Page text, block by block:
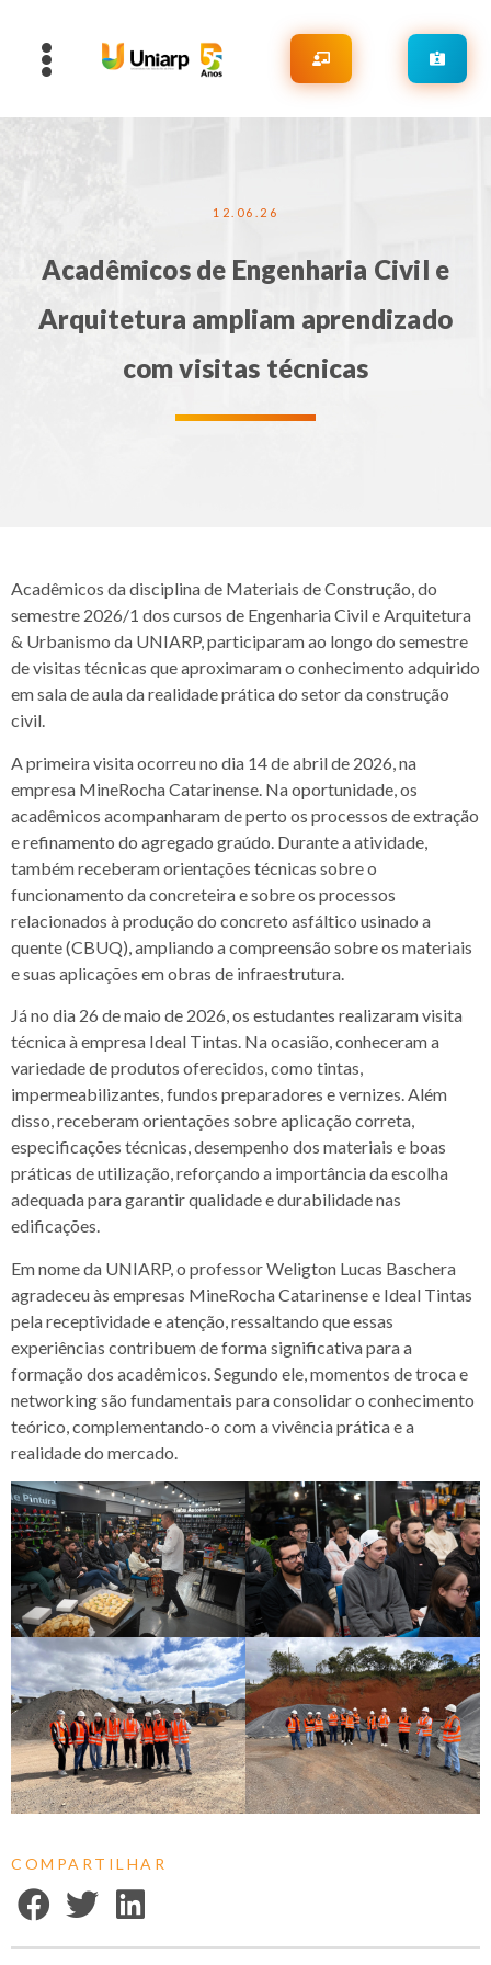
12.06.26
Acadêmicos de Engenharia Civil e
Arquitetura ampliam aprendizado
com visitas técnicas
Acadêmicos da disciplina de Materiais de Construção, do
semestre 2026/1 dos cursos de Engenharia Civil e Arquitetura
& Urbanismo da UNIARP, participaram ao longo do semestre
de visitas técnicas que aproximaram o conhecimento adquirido
em sala de aula da realidade prática do setor da construção
civil.
A primeira visita ocorreu no dia 14 de abril de 2026, na
empresa MineRocha Catarinense. Na oportunidade, os
acadêmicos acompanharam de perto os processos de extração
e refinamento do agregado graúdo. Durante a atividade,
também receberam orientações técnicas sobre o
funcionamento da concreteira e sobre os processos
relacionados à produção do concreto asfáltico usinado a
quente (CBUQ), ampliando a compreensão sobre os materiais
e suas aplicações em obras de infraestrutura.
Já no dia 26 de maio de 2026, os estudantes realizaram visita
técnica à empresa Ideal Tintas. Na ocasião, conheceram a
variedade de produtos oferecidos, como tintas,
impermeabilizantes, fundos preparadores e vernizes. Além
disso, receberam orientações sobre aplicação correta,
especificações técnicas, desempenho dos materiais e boas
práticas de utilização, reforçando a importância da escolha
adequada para garantir qualidade e durabilidade nas
edificações.
Em nome da UNIARP, o professor Weligton Lucas Baschera
agradeceu às empresas MineRocha Catarinense e Ideal Tintas
pela receptividade e atenção, ressaltando que essas
experiências contribuem de forma significativa para a
formação dos acadêmicos. Segundo ele, momentos de troca e
networking são fundamentais para consolidar o conhecimento
teórico, complementando-o com a vivência prática e a
realidade do mercado.
COMPARTILHAR